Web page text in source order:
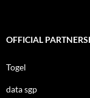
OFFICIAL
Togel
data sgp